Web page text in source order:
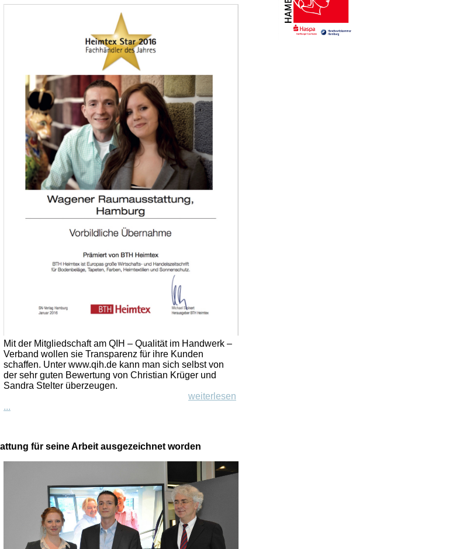
Mit der Mitgliedschaft am QIH – Qualität im Handwerk –
Verband wollen sie Transparenz für ihre Kunden
schaffen. Unter www.qih.de kann man sich selbst von
der sehr guten Bewertung von Christian Krüger und
Sandra Stelter überzeugen.
weiterlesen
...
für seine Arbeit ausgezeichnet worden